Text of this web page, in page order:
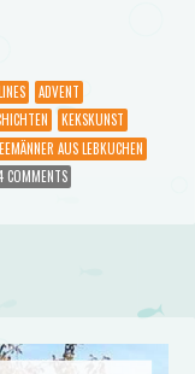
ADVENT
KEKSKUNST
AUS LEBKUCHEN
COMMENTS